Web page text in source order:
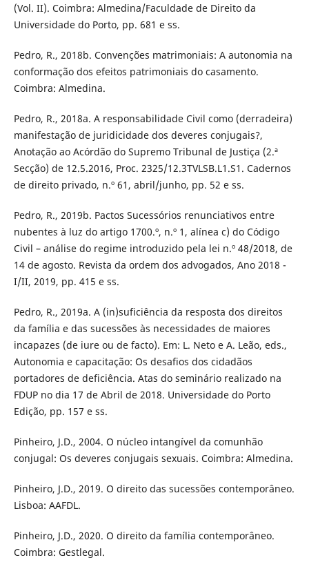
(Vol. II). Coimbra: Almedina/Faculdade de Direito da
Universidade do Porto, pp. 681 e ss.
Pedro, R., 2018b. Convenções matrimoniais: A autonomia na
conformação dos efeitos patrimoniais do casamento.
Coimbra: Almedina.
Pedro, R., 2018a. A responsabilidade Civil como (derradeira)
manifestação de juridicidade dos deveres conjugais?,
Anotação ao Acórdão do Supremo Tribunal de Justiça (2.ª
Secção) de 12.5.2016, Proc. 2325/12.3TVLSB.L1.S1. Cadernos
de direito privado, n.º 61, abril/junho, pp. 52 e ss.
Pedro, R., 2019b. Pactos Sucessórios renunciativos entre
nubentes à luz do artigo 1700.º, n.º 1, alínea c) do Código
Civil – análise do regime introduzido pela lei n.º 48/2018, de
14 de agosto. Revista da ordem dos advogados, Ano 2018 -
I/II, 2019, pp. 415 e ss.
Pedro, R., 2019a. A (in)suficiência da resposta dos direitos
da família e das sucessões às necessidades de maiores
incapazes (de iure ou de facto). Em: L. Neto e A. Leão, eds.,
Autonomia e capacitação: Os desafios dos cidadãos
portadores de deficiência. Atas do seminário realizado na
FDUP no dia 17 de Abril de 2018. Universidade do Porto
Edição, pp. 157 e ss.
Pinheiro, J.D., 2004. O núcleo intangível da comunhão
conjugal: Os deveres conjugais sexuais. Coimbra: Almedina.
Pinheiro, J.D., 2019. O direito das sucessões contemporâneo.
Lisboa: AAFDL.
Pinheiro, J.D., 2020. O direito da família contemporâneo.
Coimbra: Gestlegal.